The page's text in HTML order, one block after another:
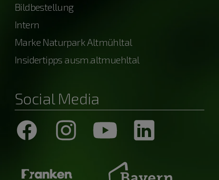
Bildbestellung
Intern
Marke Naturpark Altmühltal
Insidertipps ausm.altmuehltal
Social Media